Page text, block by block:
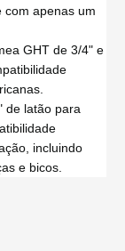
com apenas um
GHT de 3/4" e
de latão para
incluindo
e bicos.